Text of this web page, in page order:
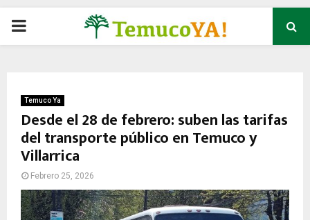
P
M
A
R
Temuco Ya
Desde el 28 de febrero: suben las tarifas
del transporte público en Temuco y
Villarrica
Febrero 25, 2026